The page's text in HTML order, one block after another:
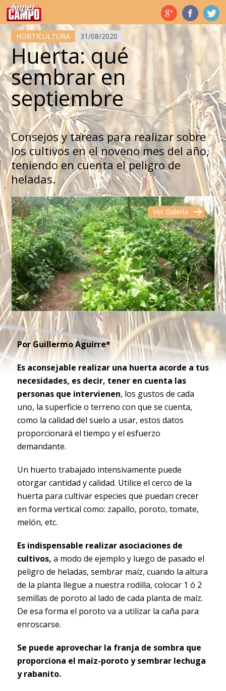
Temas de hoy
HORTICULTURA 31/08/2020
Huerta: qué
sembrar en
septiembre
Consejos y tareas para realizar sobre
los cultivos en el noveno mes del año,
teniendo en cuenta el peligro de
heladas.
Ver Galería
Por Guillermo Aguirre*
Es aconsejable realizar una huerta acorde a tus
necesidades, es decir, tener en cuenta las
personas que intervienen, los gustos de cada
uno, la superficie o terreno con que se cuenta,
como la calidad del suelo a usar, estos datos
proporcionará el tiempo y el esfuerzo
demandante.
Un huerto trabajado intensivamente puede
otorgar cantidad y calidad. Utilice el cerco de la
huerta para cultivar especies que puedan crecer
en forma vertical como: zapallo, poroto, tomate,
melón, etc.
Es indispensable realizar asociaciones de
cultivos, a modo de ejemplo y luego de pasado el
peligro de heladas, sembrar maíz, cuando la altura
de la planta llegue a nuestra rodilla, colocar 1 ó 2
semillas de poroto al lado de cada planta de maíz.
De esa forma el poroto va a utilizar la caña para
enroscarse.
Se puede aprovechar la franja de sombra que
proporciona el maíz-poroto y sembrar lechuga
y rabanito.